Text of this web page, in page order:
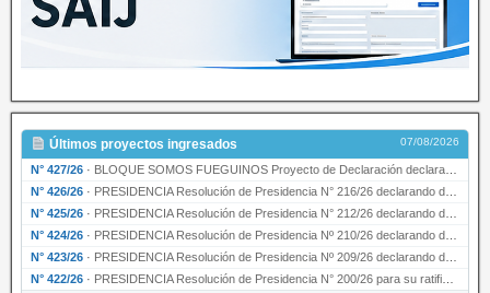
Últimos proyectos ingresados 07/08/2026
N° 427/26 · BLOQUE SOMOS FUEGUINOS Proyecto de Declaración declarando de interés provincial PRESIDENCI…
N° 426/26 · PRESIDENCIA Resolución de Presidencia N° 216/26 declarando de interés provincial la labor …
N° 425/26 · PRESIDENCIA Resolución de Presidencia N° 212/26 declarando de interés provincial el “50° A…
N° 424/26 · PRESIDENCIA Resolución de Presidencia Nº 210/26 declarando de interés provincial el proyec…
N° 423/26 · PRESIDENCIA Resolución de Presidencia Nº 209/26 declarando de interés provincial la presen…
N° 422/26 · PRESIDENCIA Resolución de Presidencia N° 200/26 para su ratificación.